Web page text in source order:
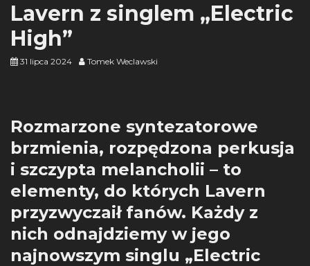
Lavern z singlem „Electric
High”
31 lipca 2024 Tomek Weclawski
Rozmarzone syntezatorowe
brzmienia, rozpędzona perkusja
i szczypta melancholii – to
elementy, do których Lavern
przyzwyczaił fanów. Każdy z
nich odnajdziemy w jego
najnowszym singlu „Electric